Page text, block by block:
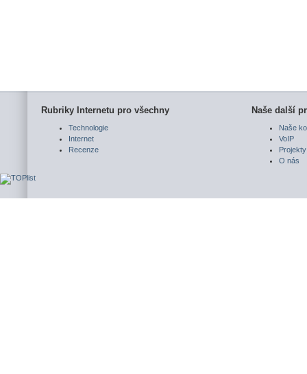
Rubriky Internetu pro všechny
Technologie
Internet
Recenze
Naše další
Naše
VoIP
Projekty
O nás